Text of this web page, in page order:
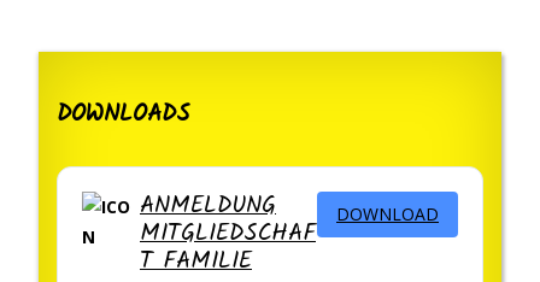
DOWNLOADS
ANMELDUNG
MITGLIEDSCHAF
T FAMILIE
DOWNLOAD